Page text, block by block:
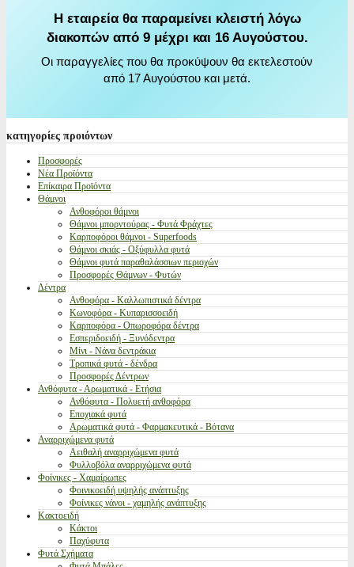
Η εταιρεία θα παραμείνει κλειστή λόγω
διακοπών από 9 μέχρι και 16 Αυγούστου.
Οι παραγγελίες που θα προκύψουν θα εκτελεστούν
από 17 Αυγούστου και μετά.
κατηγορίες προιόντων
Προσφορές
Νέα Προϊόντα
Επίκαιρα Προϊόντα
Θάμνοι
Ανθοφόροι θάμνοι
Θάμνοι μπορντούρας - Φυτά Φράχτες
Καρποφόροι θάμνοι - Superfoods
Θάμνοι σκιάς - Οξύφυλλα φυτά
Θάμνοι φυτά παραθαλάσσιων περιοχών
Προσφορές Θάμνων - Φυτών
Δέντρα
Ανθοφόρα - Καλλωπιστικά δέντρα
Κωνοφόρα - Κυπαρισσοειδή
Καρποφόρα - Οπωροφόρα δέντρα
Εσπεριδοειδή - Ξυνόδεντρα
Μίνι - Νάνα δεντράκια
Τροπικά φυτά - δένδρα
Προσφορές Δέντρων
Ανθόφυτα - Αρωματικά - Ετήσια
Ανθόφυτα - Πολυετή ανθοφόρα
Εποχιακά φυτά
Αρωματικά φυτά - Φαρμακευτικά - Βότανα
Αναρριχώμενα φυτά
Αειθαλή αναρριχώμενα φυτά
Φυλλοβόλα αναρριχώμενα φυτά
Φοίνικες - Χαμαίρωπες
Φοινικοειδή υψηλής ανάπτυξης
Φοίνικες νάνοι - χαμηλής ανάπτυξης
Κακτοειδή
Κάκτοι
Παχύφυτα
Φυτά Σχήματα